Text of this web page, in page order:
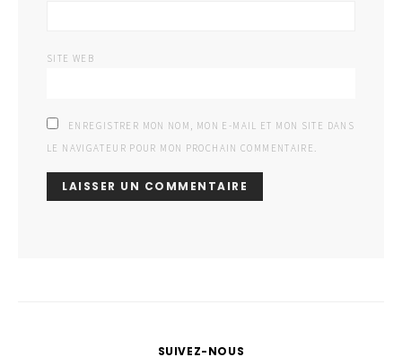
SITE WEB
ENREGISTRER MON NOM, MON E-MAIL ET MON SITE DANS
LE NAVIGATEUR POUR MON PROCHAIN COMMENTAIRE.
SUIVEZ-NOUS